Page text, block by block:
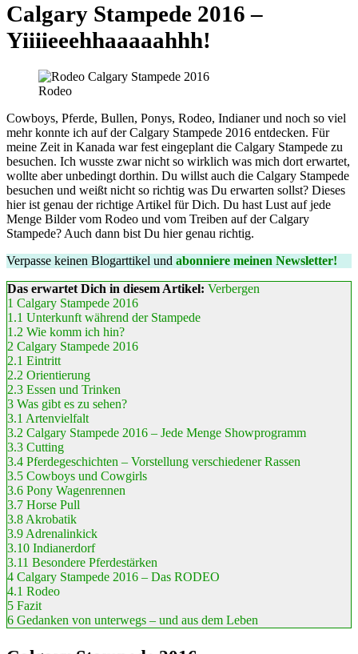
Calgary Stampede 2016 –
Yiiiieeehhaaaaahhh!
Rodeo
Cowboys, Pferde, Bullen, Ponys, Rodeo, Indianer und noch so viel
mehr konnte ich auf der Calgary Stampede 2016 entdecken. Für
meine Zeit in Kanada war fest eingeplant die Calgary Stampede zu
besuchen. Ich wusste zwar nicht so wirklich was mich dort erwartet,
wollte aber unbedingt dorthin. Du willst auch die Calgary Stampede
besuchen und weißt nicht so richtig was Du erwarten sollst? Dieses
hier ist genau der richtige Artikel für Dich. Du hast Lust auf jede
Menge Bilder vom Rodeo und vom Treiben auf der Calgary
Stampede? Auch dann bist Du hier genau richtig.
Verpasse keinen Blogarttikel und abonniere meinen Newsletter!
Das erwartet Dich in diesem Artikel: Verbergen
1 Calgary Stampede 2016
1.1 Unterkunft während der Stampede
1.2 Wie komm ich hin?
2 Calgary Stampede 2016
2.1 Eintritt
2.2 Orientierung
2.3 Essen und Trinken
3 Was gibt es zu sehen?
3.1 Artenvielfalt
3.2 Calgary Stampede 2016 – Jede Menge Showprogramm
3.3 Cutting
3.4 Pferdegeschichten – Vorstellung verschiedener Rassen
3.5 Cowboys und Cowgirls
3.6 Pony Wagenrennen
3.7 Horse Pull
3.8 Akrobatik
3.9 Adrenalinkick
3.10 Indianerdorf
3.11 Besondere Pferdestärken
4 Calgary Stampede 2016 – Das RODEO
4.1 Rodeo
5 Fazit
6 Gedanken von unterwegs – und aus dem Leben